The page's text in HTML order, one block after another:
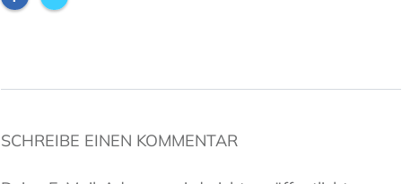
SCHREIBE EINEN KOMMENTAR